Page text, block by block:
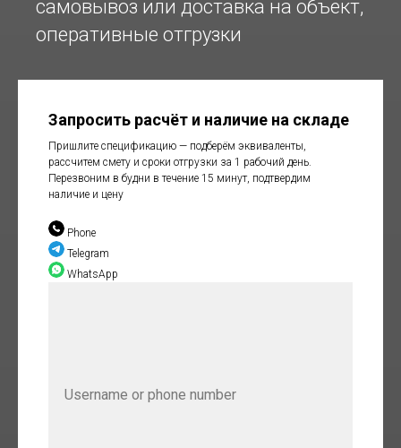
самовывоз или доставка на объект,
оперативные отгрузки
Запросить расчёт и наличие на складе
Пришлите спецификацию — подберём эквиваленты,
рассчитем смету и сроки отгрузки за 1 рабочий день.
Перезвоним в будни в течение 15 минут, подтвердим
наличие и цену
Phone
Telegram
WhatsApp